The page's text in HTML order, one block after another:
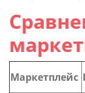
Маркетплейс